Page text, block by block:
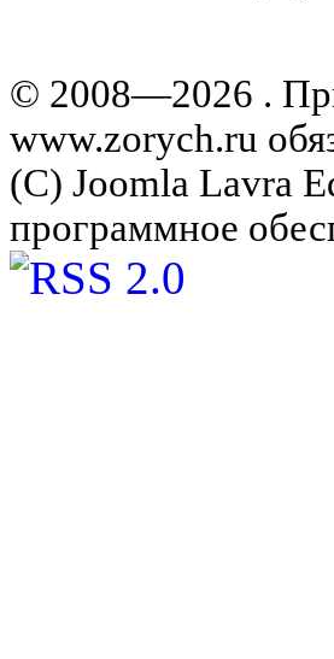
© 2008—2026 .
www.zorych.ru
(C) Joomla Lavra
программное